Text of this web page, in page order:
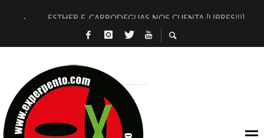
ESTHER F. CARRODEGUAS NOS CUENTA [LIBRES!!!]
[TERRA DE GUAPES] DE SANDRA MONFORT
TIMBRE 4, LA ESCUELA DEL DIRECTOR TEATRAL CLAUDIO
30 AÑOS (NO ES NADA) DE LA KATARSIS DEL TOMATAZO
MILITARES JUDÍAS EN #EXVITA